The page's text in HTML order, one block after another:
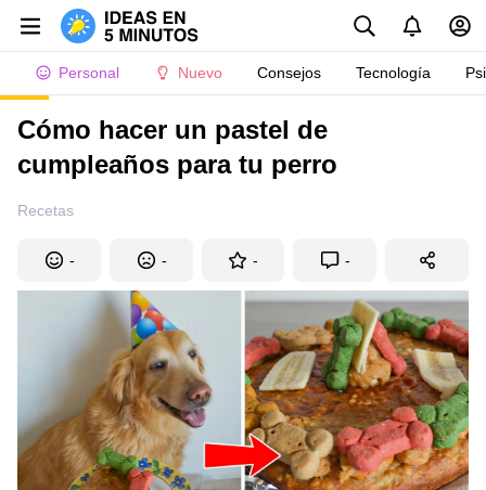
Personal Nuevo Consejos Tecnología
Cómo hacer un pastel de
cumpleaños para tu perro
Recetas
- - - -